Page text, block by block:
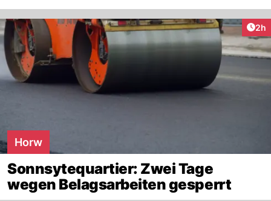
2h
Horw
Sonnsytequartier: Zwei Tage
wegen Belagsarbeiten gesperrt